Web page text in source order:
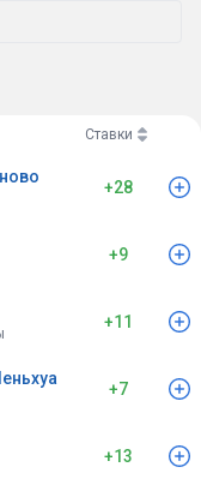
Ставки
+28
+9
+11
+7
+13